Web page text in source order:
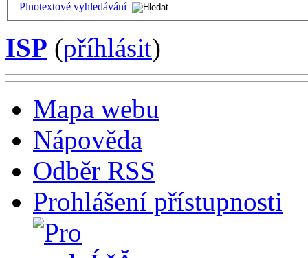
Plnotextové vyhledávání
ISP (příhlásit)
Mapa webu
Nápověda
Odběr RSS
Prohlášení přístupnosti